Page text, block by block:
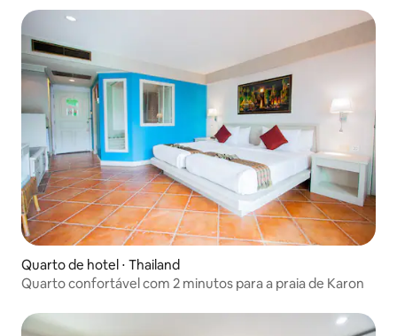
Quarto de hotel ⋅ Thailand
Quarto confortável com 2 minutos para a praia de Karon